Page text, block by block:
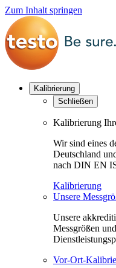
Zum Inhalt springen
Kalibrierung
Schließen
Kalibrierung
Wir sind eines
Deutschland
nach DIN EN
Kalibrierung
Unsere
Unsere
Messgrößen
Vor-Ort-